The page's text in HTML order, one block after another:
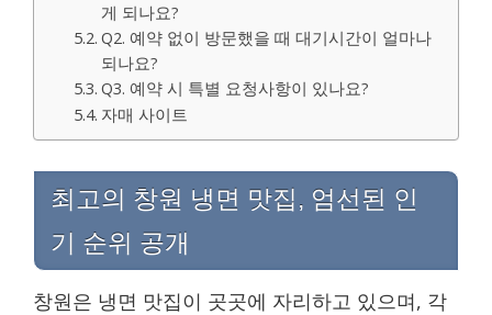
게 되나요?
Q2. 예약 없이 방문했을 때 대기시간이 얼마나
되나요?
Q3. 예약 시 특별 요청사항이 있나요?
자매 사이트
최고의 창원 냉면 맛집, 엄선된 인
기 순위 공개
창원은 냉면 맛집이 곳곳에 자리하고 있으며, 각